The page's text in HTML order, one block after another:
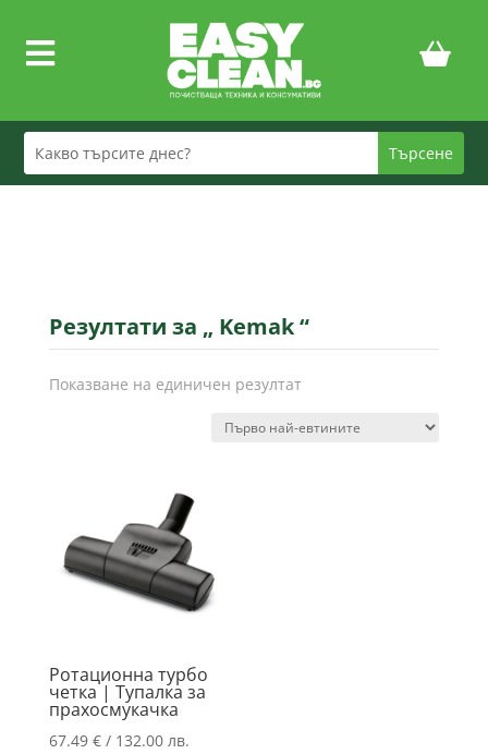

Резултати за „ Kemak “
Показване на единичен резултат
Ротационна турбо
четка | Тупалка за
прахосмукачка
67.49 €/ 132.00 лв.